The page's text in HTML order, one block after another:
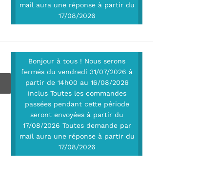
mail aura une réponse à partir du
17/08/2026
Bonjour à tous ! Nous serons
fermés du vendredi 31/07/2026 à
partir de 14h00 au 16/08/2026
inclus Toutes les commandes
passées pendant cette période
seront envoyées à partir du
17/08/2026 Toutes demande par
mail aura une réponse à partir du
17/08/2026